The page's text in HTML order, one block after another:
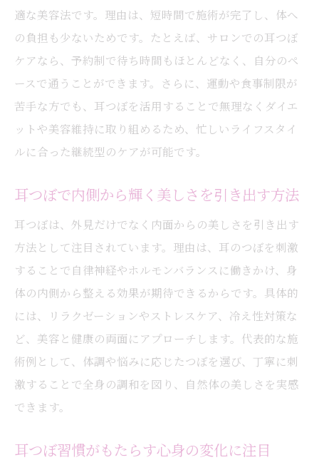
産後ケアや疲労回復には耳つぼが役立つ
耳つぼは産後ケアや疲労回復にもおすすめ
耳つぼで産後の体型戻しをサポートする方
法
耳つぼケアが育児中の疲労を和らげる理由
耳つぼ産後ケアに役立つ体験談と実感
耳つぼの施術がもたらす心身の変化とは
耳つぼ施術で心身にどんな変化が現れるか
耳つぼ体験で感じる美しさの新しい形
耳つぼの効果を実感できるタイミングは
耳つぼ施術後の体調変化とそのポイント
耳つぼが心に与える癒しの影響について
耳つぼ施術で自己肯定感も高まる理由
耳つぼケアが導く自信と美しさの向上
適な美容法です。理由は、短時間で施術が完了し、体へ
の負担も少ないためです。たとえば、サロンでの耳つぼ
ケアなら、予約制で待ち時間もほとんどなく、自分のペ
ースで通うことができます。さらに、運動や食事制限が
苦手な方でも、耳つぼを活用することで無理なくダイエ
ットや美容維持に取り組めるため、忙しいライフスタイ
ルに合った継続型のケアが可能です。
耳つぼで内側から輝く美しさを引き出す方法
耳つぼは、外見だけでなく内面からの美しさを引き出す
方法として注目されています。理由は、耳のつぼを刺激
することで自律神経やホルモンバランスに働きかけ、身
体の内側から整える効果が期待できるからです。具体的
には、リラクゼーションやストレスケア、冷え性対策な
ど、美容と健康の両面にアプローチします。代表的な施
術例として、体調や悩みに応じたつぼを選び、丁寧に刺
激することで全身の調和を図り、自然体の美しさを実感
できます。
耳つぼ習慣がもたらす心身の変化に注目